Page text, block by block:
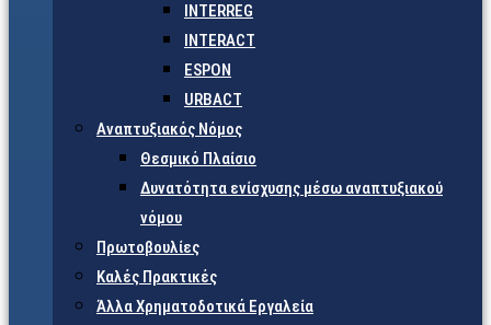
INTERREG
INTERACT
ESPON
URBACT
Αναπτυξιακός Νόμος
Θεσμικό Πλαίσιο
Δυνατότητα ενίσχυσης μέσω αναπτυξιακού
νόμου
Πρωτοβουλίες
Καλές Πρακτικές
Άλλα Χρηματοδοτικά Εργαλεία